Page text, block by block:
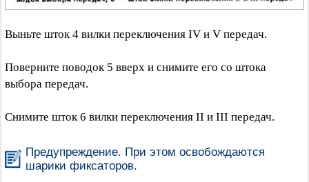
Выньте шток 4 вилки переключения IV и V передач.
Поверните поводок 5 вверх и снимите его со штока
выбора передач.
Снимите шток 6 вилки переключения II и III передач.
Предупреждение. При этом освобождаются
шарики фиксаторов.